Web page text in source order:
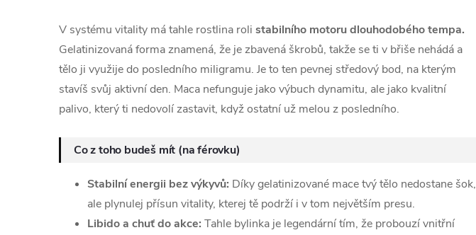
V systému vitality má tahle rostlina roli stabilního motoru dlouhodobého tempa.
Gelatinizovaná forma znamená, že je zbavená škrobů, takže se ti v břiše nehádá a
tělo ji využije do posledního miligramu. Je to ten pevnej středový bod, na kterým
stavíš svůj aktivní den. Maca nefunguje jako výbuch dynamitu, ale jako kvalitní
palivo, který ti nedovolí zastavit, když ostatní už melou z posledního.
Co z toho budeš mít (na férovku)
Stabilní energii bez výkyvů: Díky gelatinizované mace tvý tělo nedostane šok,
ale plynulej přísun vitality, kterej tě podrží i v tom největším presu.
Libido a chuť do akce: Tahle bylinka je legendární tím, že probouzí vnitřní